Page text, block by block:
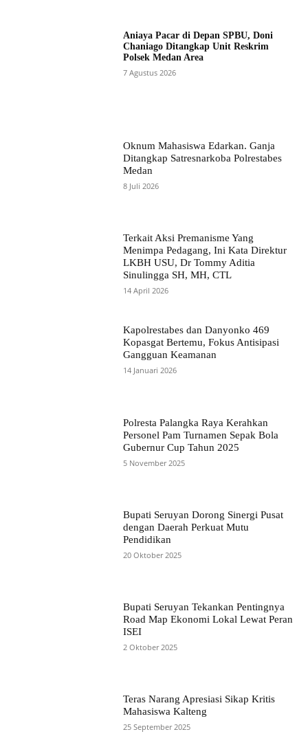
Aniaya Pacar di Depan SPBU, Doni
Chaniago Ditangkap Unit Reskrim
Polsek Medan Area
7 Agustus 2026
Oknum Mahasiswa Edarkan. Ganja
Ditangkap Satresnarkoba Polrestabes
Medan
8 Juli 2026
Terkait Aksi Premanisme Yang
Menimpa Pedagang, Ini Kata Direktur
LKBH USU, Dr Tommy Aditia
Sinulingga SH, MH, CTL
14 April 2026
Kapolrestabes dan Danyonko 469
Kopasgat Bertemu, Fokus Antisipasi
Gangguan Keamanan
14 Januari 2026
Polresta Palangka Raya Kerahkan
Personel Pam Turnamen Sepak Bola
Gubernur Cup Tahun 2025
5 November 2025
Bupati Seruyan Dorong Sinergi Pusat
dengan Daerah Perkuat Mutu
Pendidikan
20 Oktober 2025
Bupati Seruyan Tekankan Pentingnya
Road Map Ekonomi Lokal Lewat Peran
ISEI
2 Oktober 2025
Teras Narang Apresiasi Sikap Kritis
Mahasiswa Kalteng
25 September 2025